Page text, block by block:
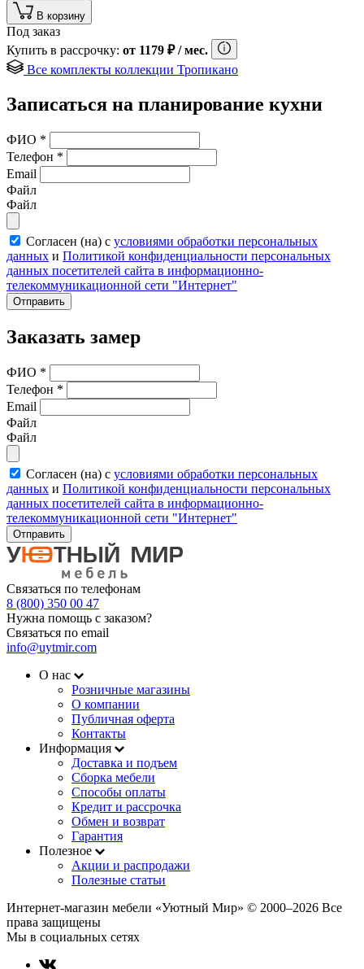
В корзину
Под заказ
Купить в рассрочку: от 1179 ₽/ мес.
Все комплекты коллекции Тропикано
Записаться на планирование кухни
ФИО *
Телефон *
Email
Файл
Файл
Согласен (на) с условиями обработки персональных
данных и Политикой конфиденциальности персональных
данных посетителей сайта в информационно-
телекоммуникационной сети "Интернет"
Отправить
Заказать замер
ФИО *
Телефон *
Email
Файл
Файл
Согласен (на) с условиями обработки персональных
данных и Политикой конфиденциальности персональных
данных посетителей сайта в информационно-
телекоммуникационной сети "Интернет"
Отправить
Связаться по телефонам
8 (800) 350 00 47
Нужна помощь с заказом?
Связаться по email
info@uytmir.com
О нас
Розничные магазины
О компании
Публичная оферта
Контакты
Информация
Доставка и подъем
Сборка мебели
Способы оплаты
Кредит и рассрочка
Обмен и возврат
Гарантия
Полезное
Акции и распродажи
Полезные статьи
Интернет-магазин мебели «Уютный Мир» © 2000‒2026 Все
права защищены
Мы в социальных сетях